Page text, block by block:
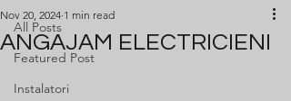
All Posts
Featured Post
Instalatori
ANGAJAM ELECTRICIENI
Nov 20, 2024 1 min read